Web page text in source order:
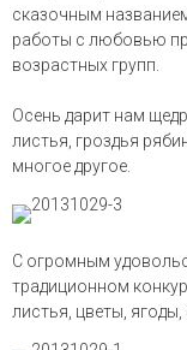
сказочным
работы с любовью
возрастных групп.
Осень дарит нам
листья, гроздья
многое другое.
С огромным
традиционном
листья, цветы,